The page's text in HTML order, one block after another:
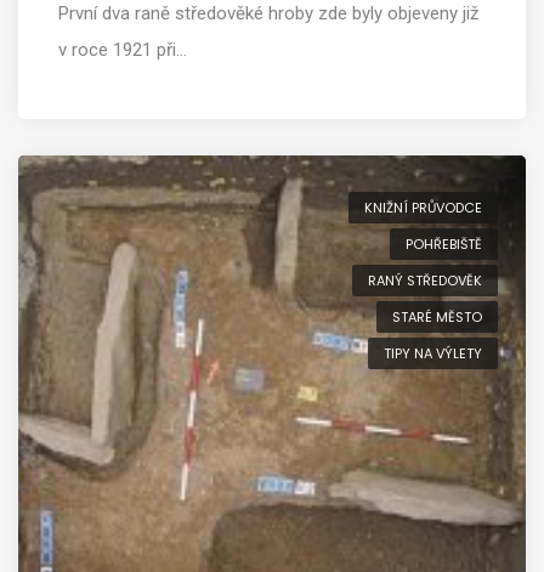
První dva raně středověké hroby zde byly objeveny již
v roce 1921 při…
KNIŽNÍ PRŮVODCE
POHŘEBIŠTĚ
RANÝ STŘEDOVĚK
STARÉ MĚSTO
TIPY NA VÝLETY